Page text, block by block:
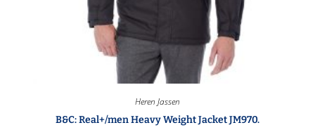
Heren Jassen
B&C: Real+/men Heavy Weight Jacket JM970.